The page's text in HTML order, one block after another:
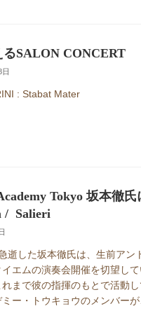
るSALON CONCERT
: Stabat
Tokyo 坂本徹氏
/ Salieri
逝した坂本徹氏は、生前アン
エムの演奏会開催を切望し
まで彼の指揮のもとで活動
ミー・トウキョウのメンバー